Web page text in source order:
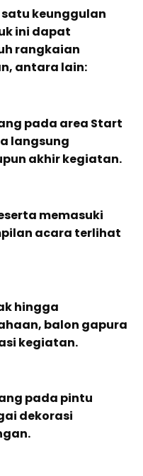
keunggulan
ini dapat
rangkaian
antara lain:
pada area Start
langsung
akhir kegiatan.
memasuki
acara terlihat
hingga
balon gapura
kegiatan.
pada pintu
dekorasi